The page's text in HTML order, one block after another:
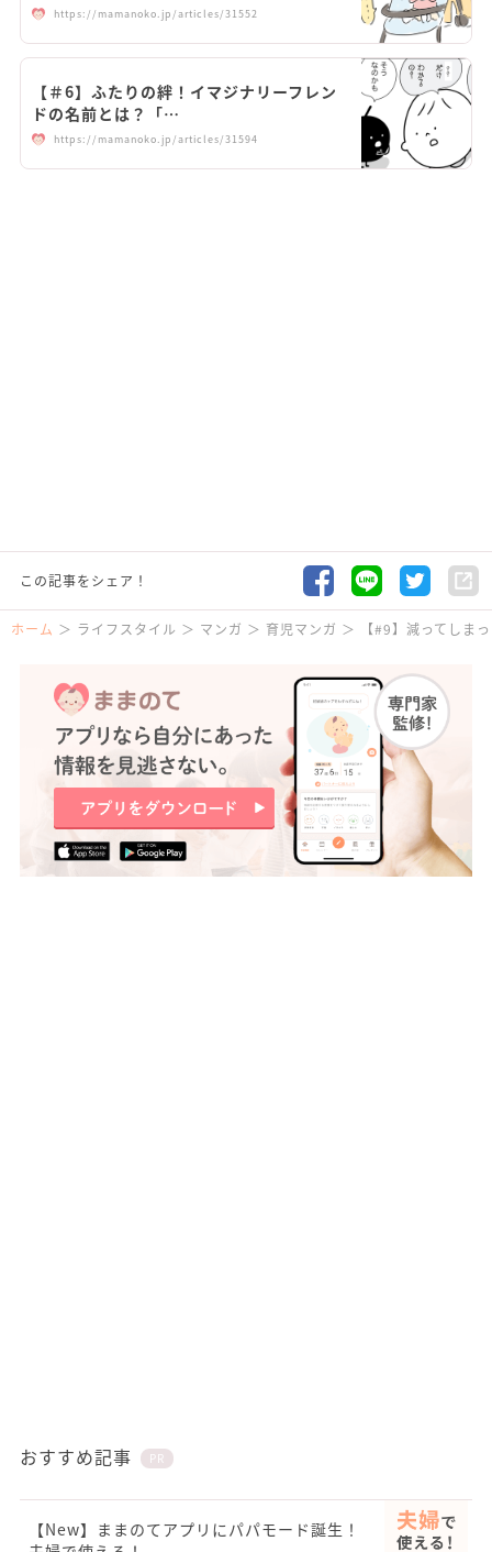
https://mamanoko.jp/articles/31552
【＃6】ふたりの絆！イマジナリーフレン
ドの名前とは？「…
https://mamanoko.jp/articles/31594
この記事をシェア！
ホーム ライフスタイル マンガ 育児マンガ 【#9】減ってしま
おすすめ記事 PR
【New】ままのてアプリにパパモード誕生！